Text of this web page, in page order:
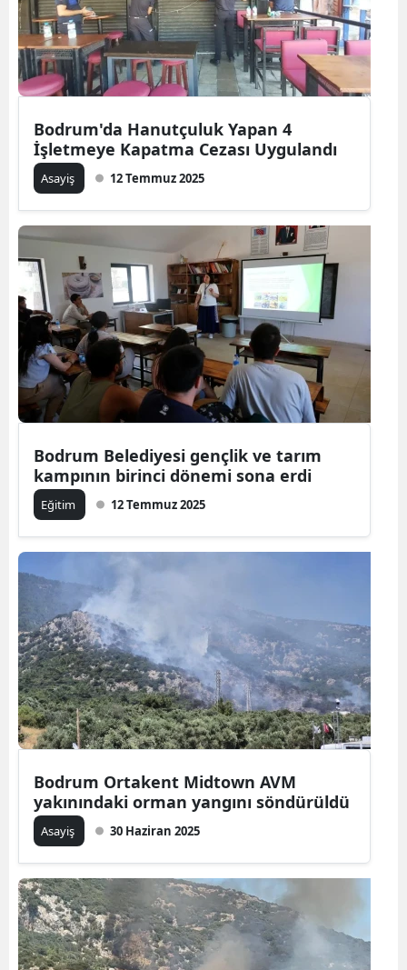
Bodrum'da Hanutçuluk Yapan 4
İşletmeye Kapatma Cezası Uygulandı
Asayiş 12 Temmuz 2025
Bodrum Belediyesi gençlik ve tarım
kampının birinci dönemi sona erdi
Eğitim 12 Temmuz 2025
Bodrum Ortakent Midtown AVM
yakınındaki orman yangını söndürüldü
Asayiş 30 Haziran 2025